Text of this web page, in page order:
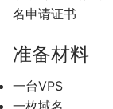
名申请证书
准备材料
一台VPS
一枚域名